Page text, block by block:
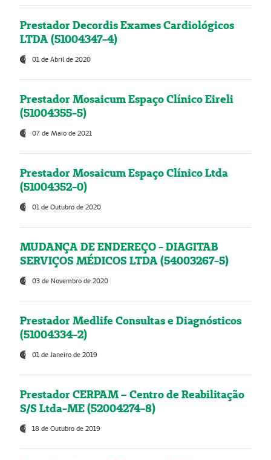
Prestador Decordis Exames Cardiológicos
LTDA (51004347-4)
01 de Abril de 2020
Prestador Mosaicum Espaço Clínico Eireli
(51004355-5)
07 de Maio de 2021
Prestador Mosaicum Espaço Clínico Ltda
(51004352-0)
01 de Outubro de 2020
MUDANÇA DE ENDEREÇO - DIAGITAB
SERVIÇOS MÉDICOS LTDA (54003267-5)
03 de Novembro de 2020
Prestador Medlife Consultas e Diagnósticos
(51004334-2)
01 de Janeiro de 2019
Prestador CERPAM – Centro de Reabilitação
S/S Ltda-ME (52004274-8)
18 de Outubro de 2019